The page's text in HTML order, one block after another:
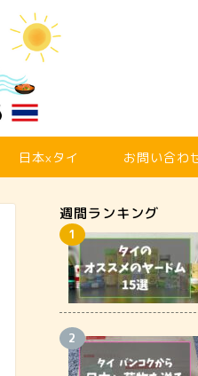
日本xタイ お問い合わ
週間ランキング